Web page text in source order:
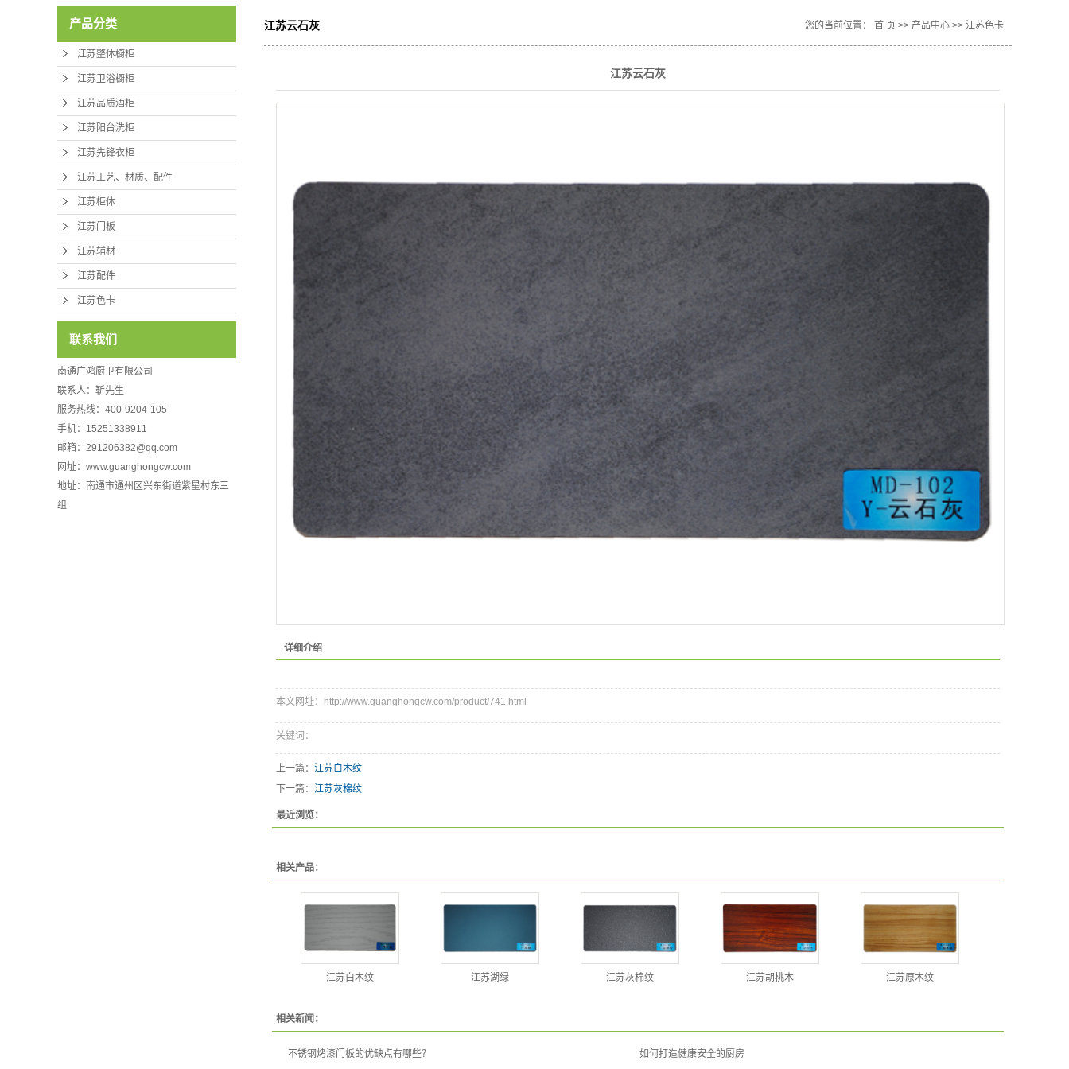
江苏辅材
产品分类
江苏整体橱柜
江苏卫浴橱柜
江苏品质酒柜
江苏阳台洗柜
江苏先锋衣柜
江苏工艺、材质、配件
江苏柜体
江苏门板
江苏辅材
江苏配件
江苏色卡
联系我们
南通广鸿厨卫有限公司
联系人：靳先生
服务热线：400-9204-105
手机：15251338911
邮箱： 291206382@qq.com
网址：www.guanghongcw.com
地址：南通市通州区兴东街道紫星村东三
组
江苏云石灰 您的当前位置： 首 页 >> 产品中心 >> 江苏色卡
江苏云石灰
详细介绍
本文网址：http://www.guanghongcw.com/product/741.html
关键词：
上一篇： 江苏白木纹
下一篇： 江苏灰棉纹
最近浏览：
相关产品：
江苏白木纹 江苏湖绿 江苏灰棉纹 江苏胡桃木 江苏原木纹
相关新闻：
不锈钢烤漆门板的优缺点有哪些？ 如何打造健康安全的厨房